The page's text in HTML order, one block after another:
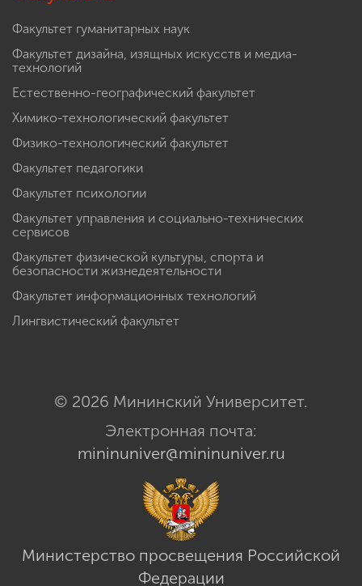
Факультет гуманитарных наук
Факультет дизайна, изящных искусств и медиа-
технологий
Естественно-географический факультет
Химико-технологический факультет
Физико-технологический факультет
Факультет педагогики
Факультет психологии
Факультет управления и социально-технических
сервисов
Факультет физической культуры, спорта и
безопасности жизнедеятельности
Факультет информационных технологий
Лингвистический факультет
© 2026 Мининский Университет.
Электронная почта:
mininuniver@mininuniver.ru
Министерство просвещения Российской
Федерации